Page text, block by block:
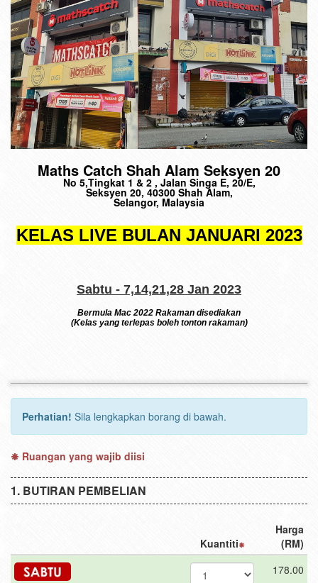
Maths Catch Shah Alam Seksyen 20
No 5,Tingkat 1 & 2 , Jalan Singa E, 20/E,
Seksyen 20, 40300 Shah Alam,
Selangor, Malaysia
KELAS LIVE BULAN JANUARI 2023
Sabtu - 7,14,21,28 Jan 2023
Bermula Mac 2022 Rakaman disediakan
(Kelas yang terlepas boleh tonton rakaman)
Perhatian! Sila lengkapkan borang di bawah.
Ruangan yang wajib diisi
BUTIRAN PEMBELIAN
Kuantiti
Harga
(RM)
178.00